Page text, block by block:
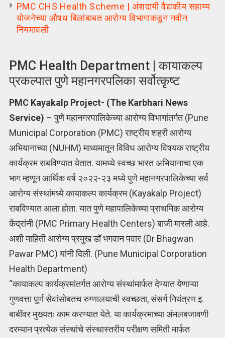
PMC CHS Health Scheme | अंशदायी वैद्यकीय सहाय्य
योजनेच्या औषध बिलांबाबत आरोग्य विभागाकडून नवीन
नियमावली
PMC Health Department | कायाकल्प
प्रकल्पात पुणे महानगरपलिका सर्वोत्कृष्ट
PMC Kayakalp Project- (The Karbhari News
Service) – पुणे महानगरपालिकेच्या आरोग्य विभागांतर्गत (Pune
Municipal Corporation (PMC) राष्ट्रीय शहरी आरोग्य
अभियानाच्या (NUHM) माध्यमातून विविध आरोग्य विषयक राष्ट्रीय
कार्यक्रम राबविण्यात येतात. यामध्ये स्वच्छ भारत अभियानाचा एक
भाग म्हणून आर्थिक वर्ष २०२२-२३ मध्ये पुणे महानगरपालिकेच्या सर्व
आरोग्य संस्थांमध्ये कायाकल्प कार्यक्रम (Kayakalp Project)
राबविण्यात आला होता. यात पुणे महापालिकेच्या प्राथमिक आरोग्य
केंद्रांनी (PMC Primary Health Centers) बाजी मारली आहे.
अशी माहिती आरोग्य प्रमुख डॉ भगवान पवार (Dr Bhagwan
Pawar PMC) यांनी दिली. (Pune Municipal Corporation
Health Department)
“कायाकल्प कार्यक्रमांतर्गत आरोग्य संस्थांमार्फत देण्यात येणाऱ्या
गुणवत्ता पूर्ण सेवांसोबतच रुग्णालयाची स्वच्छता, संसर्ग नियंत्रण इ.
बाबींवर मुख्यतः काम करण्यात येते. या कार्यक्रमाच्या अंमलबजावणी
दरम्यान प्रत्येक संस्थांचे संस्थास्तरीय परीक्षण समिती मार्फत